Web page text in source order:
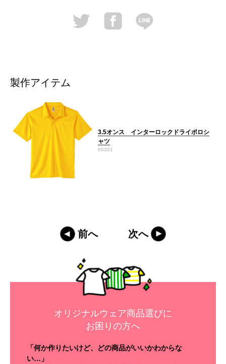
製作アイテム
3.5オンス インターロックドライポロシ
ャツ
00351
前へ 次へ
オリジナルウェア商品選びに
お困りの方へ
「何か作りたいけど、どの商品がいいかわからな
い…」